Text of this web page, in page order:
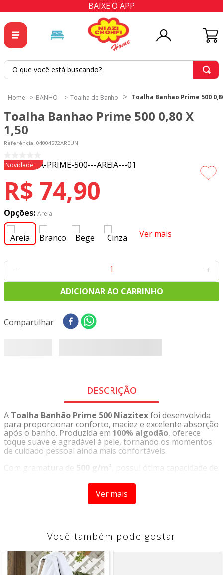
BAIXE O APP
O que você está buscando?
BANHO Toalha de Banho Toalha Banhao Prime 500
Toalha Banhao Prime 500 0,80 X
1,50
Referência: 04004572AREUNI
Novidade
R$ 74,90
Opções: Areia
Ver mais
＋
－
ADICIONAR AO CARRINHO
Compartilhar
DESCRIÇÃO
A Toalha Banhão Prime 500 Niazitexfoi desenvolvida
para proporcionar conforto, maciez e excelente absorção
após o banho. Produzida em 100% algodão, oferece
toque suave e agradável à pele, tornando os momentos
de cuidado pessoal ainda mais confortáveis.
Com gramatura de 500 g/m² , possui ótima capacidade de
Banhão proporciona maior cobertura e conforto, sendo
ideal para quem busca praticidade e qualidade em uma
excelente opção para compor o enxoval do banheiro com
Características:
Ver mais
Você também pode gostar
2º
tapete
cortina
6º
tecido tricoline
7º
percal
8
tricoline digital
9º
tecido oxford
10º toalha mesa